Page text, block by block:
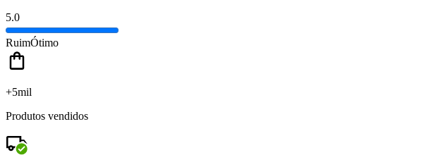
5.0
RuimÓtimo
+5mil
Produtos vendidos